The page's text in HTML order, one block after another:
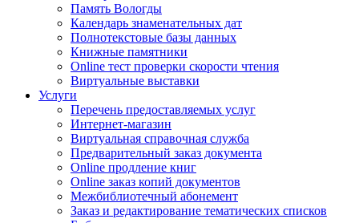
Память Вологды
Календарь знаменательных дат
Полнотекстовые базы данных
Книжные памятники
Online тест проверки скорости чтения
Виртуальные выставки
Услуги
Перечень предоставляемых услуг
Интернет-магазин
Виртуальная справочная служба
Предварительный заказ документа
Online продление книг
Online заказ копий документов
Межбиблиотечный абонемент
Заказ и редактирование тематических списков